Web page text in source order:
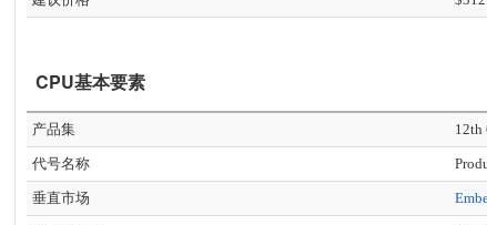
CPU基本要素
产品集 12th
代号名称
垂直市场